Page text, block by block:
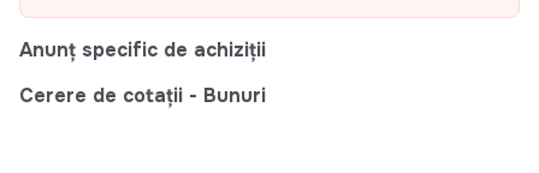
Anunț specific de achiziții
Cerere de cotații - Bunuri